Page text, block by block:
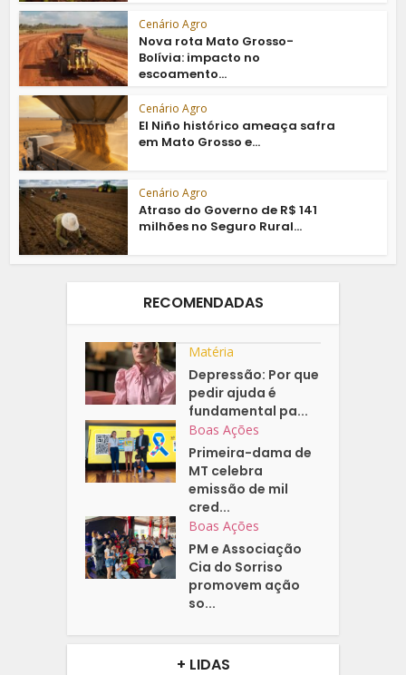
Cenário Agro
Nova rota Mato Grosso-
Bolívia: impacto no
escoamento...
Cenário Agro
El Niño histórico ameaça safra
em Mato Grosso e...
Cenário Agro
Atraso do Governo de R$ 141
milhões no Seguro Rural...
RECOMENDADAS
Matéria
Depressão: Por que
pedir ajuda é
fundamental pa...
Boas Ações
Primeira-dama de
MT celebra
emissão de mil
cred...
Boas Ações
PM e Associação
Cia do Sorriso
promovem ação
so...
+ LIDAS